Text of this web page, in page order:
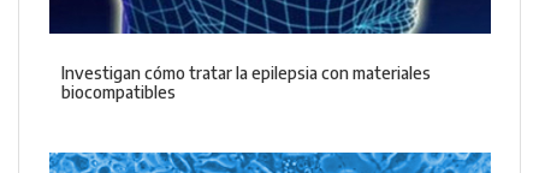
Investigan cómo tratar la epilepsia con materiales
biocompatibles